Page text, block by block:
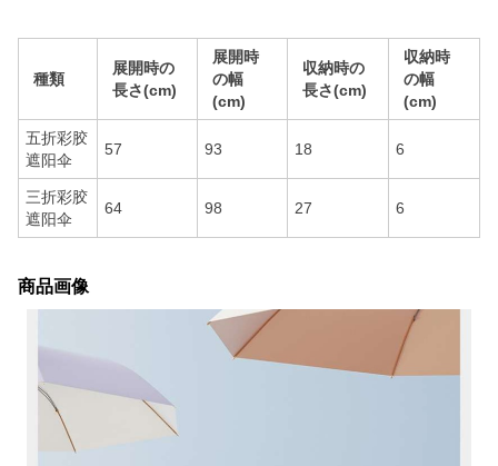
種類
展開時の
長さ(cm)
展開時
の幅
(cm)
収納時の
長さ(cm)
収納時
の幅
(cm)
五折彩胶
遮阳伞
57 93 18 6
三折彩胶
遮阳伞
64 98 27 6
商品画像